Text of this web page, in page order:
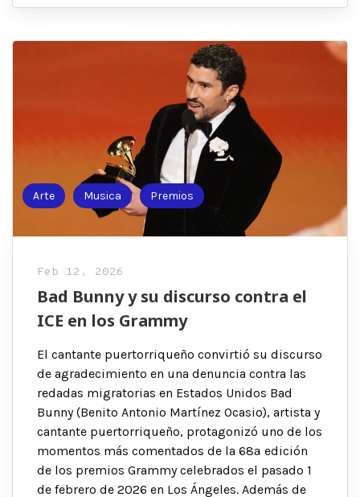
Arte Musica Premios
Feb 12, 2026
Bad Bunny y su discurso contra el
ICE en los Grammy
El cantante puertorriqueño convirtió su discurso
de agradecimiento en una denuncia contra las
redadas migratorias en Estados Unidos Bad
Bunny (Benito Antonio Martínez Ocasio), artista y
cantante puertorriqueño, protagonizó uno de los
momentos más comentados de la 68ª edición
de los premios Grammy celebrados el pasado 1
de febrero de 2026 en Los Ángeles. Además de